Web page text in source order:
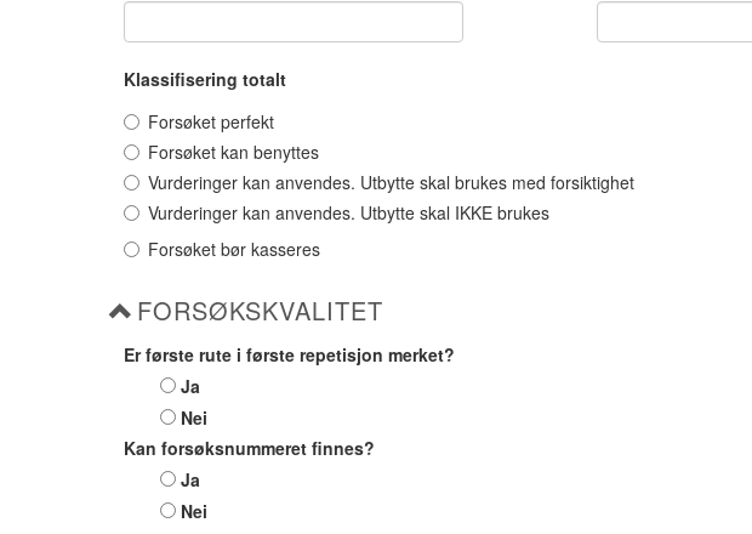
Klassifisering totalt
Forsøket perfekt
Forsøket kan benyttes
Vurderinger kan anvendes. Utbytte skal brukes med forsiktighet
Vurderinger kan anvendes. Utbytte skal IKKE brukes
Forsøket bør kasseres
FORSØKSKVALITET
Er første rute i første repetisjon merket?
Ja
Nei
Kan forsøksnummeret finnes?
Ja
Nei